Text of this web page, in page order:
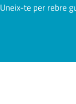
Uneix-te per rebre